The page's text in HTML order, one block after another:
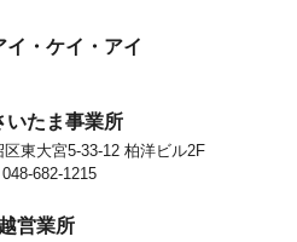
である場合。
照会・修正・削除などをご希望される
確認の上、対応させていただきます。
して適用される日本の法令、その他規
イ・ケイ・アイ
いたま事業所
東大宮5-33-12 柏洋ビル2F
682-1215
営業所